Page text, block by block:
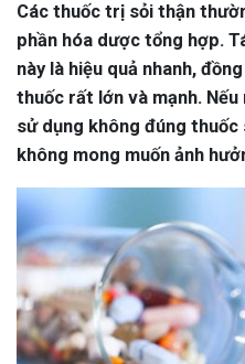
Các thuốc trị sỏi thận
phần hóa dược tổng hợp.
này là hiệu quả nhanh,
thuốc rất lớn và mạnh.
sử dụng không đúng
không mong muốn ảnh